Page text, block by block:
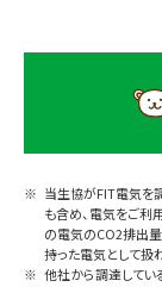
当生協がFIT電気を
も含め、電気をご利
の電気のCO2排出
持った電気として扱
他社から調達してい